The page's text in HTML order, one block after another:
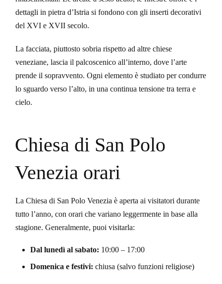
dettagli in pietra d’Istria si fondono con gli inserti decorativi
del XVI e XVII secolo.
La facciata, piuttosto sobria rispetto ad altre chiese
veneziane, lascia il palcoscenico all’interno, dove l’arte
prende il sopravvento. Ogni elemento è studiato per condurre
lo sguardo verso l’alto, in una continua tensione tra terra e
cielo.
Chiesa di San Polo
Venezia orari
La Chiesa di San Polo Venezia è aperta ai visitatori durante
tutto l’anno, con orari che variano leggermente in base alla
stagione. Generalmente, puoi visitarla:
Dal lunedì al sabato: 10:00 – 17:00
Domenica e festivi: chiusa (salvo funzioni religiose)